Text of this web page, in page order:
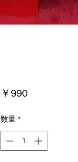
￥990価
数量 *